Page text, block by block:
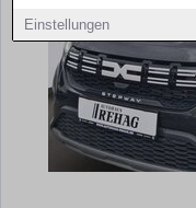
Einstellungen